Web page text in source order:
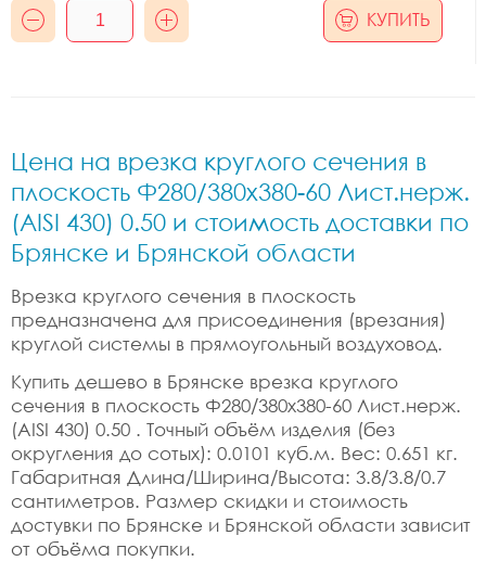
КУПИТЬ
Цена на врезка круглого сечения в
плоскость Ф280/380x380-60 Лист.нерж.
(AISI 430) 0.50 и стоимость доставки по
Брянске и Брянской области
Врезка круглого сечения в плоскость
предназначена для присоединения (врезания)
круглой системы в прямоугольный воздуховод.
Купить дешево в Брянске врезка круглого
сечения в плоскость Ф280/380x380-60 Лист.нерж.
(AISI 430) 0.50 . Точный объём изделия (без
округления до сотых): 0.0101 куб.м. Вес: 0.651 кг.
Габаритная Длина/Ширина/Высота: 3.8/3.8/0.7
сантиметров. Размер скидки и стоимость
достувки по Брянске и Брянской области зависит
от объёма покупки.